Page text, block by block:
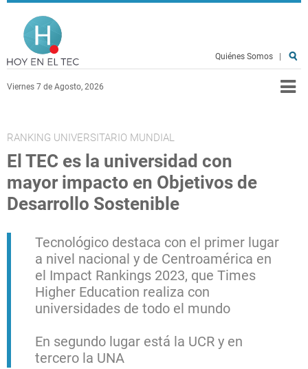
Pasar al contenido principal
Viernes 7 de Agosto, 2026
Quiénes Somos
RANKING UNIVERSITARIO MUNDIAL
El TEC es la universidad con
mayor impacto en Objetivos de
Desarrollo Sostenible
Tecnológico destaca con el primer lugar
a nivel nacional y de Centroamérica en
el Impact Rankings 2023, que Times
Higher Education realiza con
universidades de todo el mundo
En segundo lugar está la UCR y en
tercero la UNA